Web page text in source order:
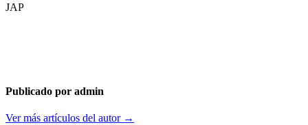
JAP
Publicado por admin
Ver más artículos del autor →